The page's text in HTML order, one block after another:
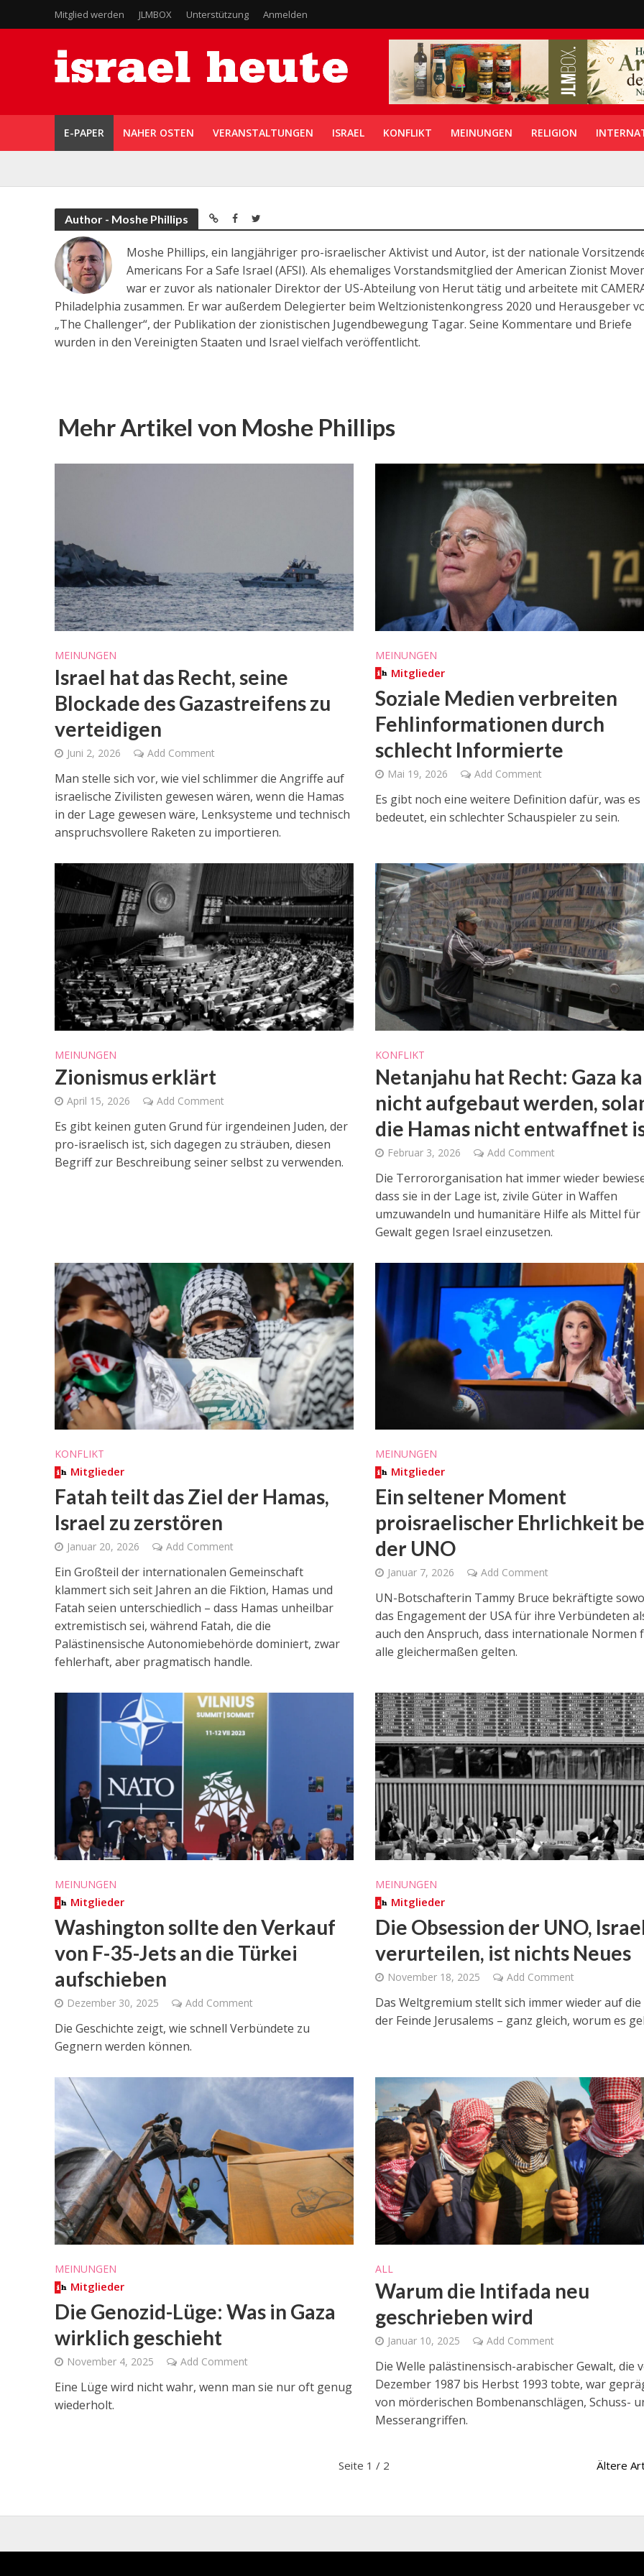
Mitglied werden JLMBOX Unterstützung Anmelden
E-PAPER NAHER OSTEN VERANSTALTUNGEN ISRAEL KONFLIKT MEINUNGEN RELIGION
Author - Moshe Phillips
Moshe Phillips, ein langjähriger pro-israelischer Aktivist und Autor, ist der nationale
Americans For a Safe Israel (AFSI). Als ehemaliges Vorstandsmitglied der American Zionist
war er zuvor als nationaler Direktor der US-Abteilung von Herut tätig und arbeitete mit
Philadelphia zusammen. Er war außerdem Delegierter beim Weltzionistenkongress 2020 und Herausgeber
„The Challenger“, der Publikation der zionistischen Jugendbewegung Tagar. Seine Kommentare und Briefe
wurden in den Vereinigten Staaten und Israel vielfach veröffentlicht.
Mehr Artikel von Moshe Phillips
MEINUNGEN
Israel hat das Recht, seine
Blockade des Gazastreifens zu
verteidigen
Juni 2, 2026 Add Comment
Man stelle sich vor, wie viel schlimmer die Angriffe auf
israelische Zivilisten gewesen wären, wenn die Hamas
in der Lage gewesen wäre, Lenksysteme und technisch
anspruchsvollere Raketen zu importieren.
MEINUNGEN
Mitglieder
Soziale Medien verbreiten
Fehlinformationen durch
schlecht Informierte
Mai 19, 2026 Add Comment
Es gibt noch eine weitere Definition dafür, was es
bedeutet, ein schlechter Schauspieler zu sein.
MEINUNGEN
Zionismus erklärt
April 15, 2026 Add Comment
Es gibt keinen guten Grund für irgendeinen Juden, der
pro-israelisch ist, sich dagegen zu sträuben, diesen
Begriff zur Beschreibung seiner selbst zu verwenden.
KONFLIKT
Netanjahu hat Recht: Gaza
nicht aufgebaut werden,
die Hamas nicht entwaffnet
Februar 3, 2026 Add Comment
Die Terrororganisation hat immer wieder
dass sie in der Lage ist, zivile Güter in Waffen
umzuwandeln und humanitäre Hilfe als Mittel für
Gewalt gegen Israel einzusetzen.
KONFLIKT
Mitglieder
Fatah teilt das Ziel der Hamas,
Israel zu zerstören
Januar 20, 2026 Add Comment
Ein Großteil der internationalen Gemeinschaft
klammert sich seit Jahren an die Fiktion, Hamas und
Fatah seien unterschiedlich – dass Hamas unheilbar
extremistisch sei, während Fatah, die die
Palästinensische Autonomiebehörde dominiert, zwar
fehlerhaft, aber pragmatisch handle.
MEINUNGEN
Mitglieder
Ein seltener Moment
proisraelischer Ehrlichkeit
der UNO
Januar 7, 2026 Add Comment
UN-Botschafterin Tammy Bruce bekräftigte
das Engagement der USA für ihre Verbündeten
auch den Anspruch, dass internationale Normen
alle gleichermaßen gelten.
MEINUNGEN
Mitglieder
Washington sollte den Verkauf
von F-35-Jets an die Türkei
aufschieben
Dezember 30, 2025 Add Comment
Die Geschichte zeigt, wie schnell Verbündete zu
Gegnern werden können.
MEINUNGEN
Mitglieder
Die Obsession der UNO,
verurteilen, ist nichts Neues
November 18, 2025 Add Comment
Das Weltgremium stellt sich immer wieder auf die
der Feinde Jerusalems – ganz gleich, worum es
MEINUNGEN
Mitglieder
Die Genozid-Lüge: Was in Gaza
wirklich geschieht
November 4, 2025 Add Comment
Eine Lüge wird nicht wahr, wenn man sie nur oft genug
wiederholt.
ALL
Warum die Intifada neu
geschrieben wird
Januar 10, 2025 Add Comment
Die Welle palästinensisch-arabischer Gewalt, die
Dezember 1987 bis Herbst 1993 tobte, war
von mörderischen Bombenanschlägen, Schuss-
Messerangriffen.
Seite 1 / 2 Ältere
Israelische Wahlen 2026: Das ist
die Knesset – Vladimir Beliak
Israel
Israelische Wahlen 2026:
die Knesset – Moshe